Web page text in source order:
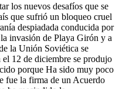
los nuevos desafíos que se
que sufrió un bloqueo cruel
despiadada conducida por
invasión de Playa Girón y a
la Unión Soviética se
12 de diciembre se produjo
porque Ha sido muy poco
fue la firma de un Acuerdo